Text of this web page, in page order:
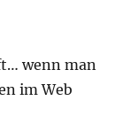
wenn man
im Web